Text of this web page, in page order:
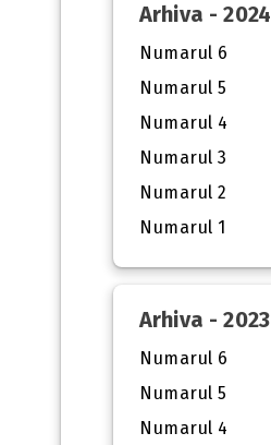
Arhiva - 2024
Numarul 6
Numarul 5
Numarul 4
Numarul 3
Numarul 2
Numarul 1
Arhiva - 2023
Numarul 6
Numarul 5
Numarul 4